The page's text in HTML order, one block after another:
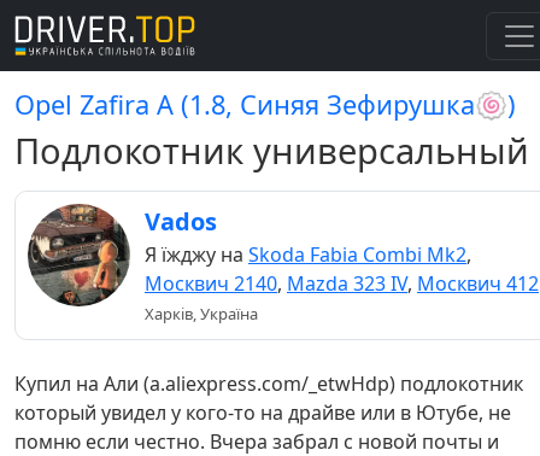
Opel Zafira A (1.8, Синяя Зефирушка🍥)
Подлокотник универсальный
Vados
Я їжджу на Skoda Fabia Combi Mk2,
Москвич 2140, Mazda 323 IV, Москвич 412
Харків, Україна
Купил на Али (a.aliexpress.com/_etwHdp) подлокотник
который увидел у кого-то на драйве или в Ютубе, не
помню если честно. Вчера забрал с новой почты и